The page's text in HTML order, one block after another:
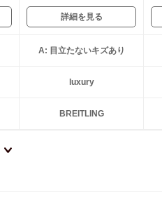
詳細を見る
A: 目立たないキズあり
luxury
BREITLING